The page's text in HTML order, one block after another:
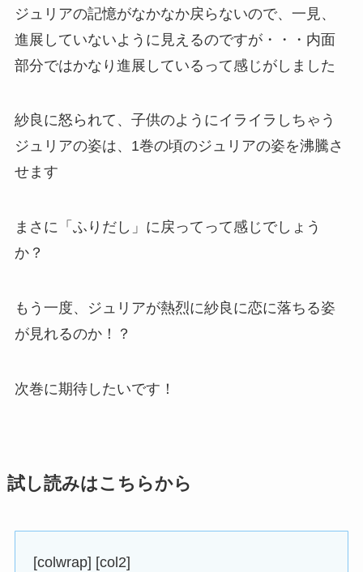
ジュリアの記憶がなかなか戻らないので、一見、
進展していないように見えるのですが・・・内面
部分ではかなり進展しているって感じがしました
紗良に怒られて、子供のようにイライラしちゃう
ジュリアの姿は、1巻の頃のジュリアの姿を沸騰さ
せます
まさに「ふりだし」に戻ってって感じでしょう
か？
もう一度、ジュリアが熱烈に紗良に恋に落ちる姿
が見れるのか！？
次巻に期待したいです！
試し読みはこちらから
[colwrap] [col2]